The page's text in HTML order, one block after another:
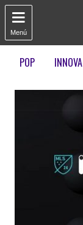

Menú
POP INNOVA